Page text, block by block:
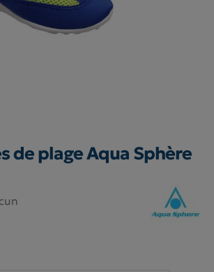
de plage Aqua Sphère